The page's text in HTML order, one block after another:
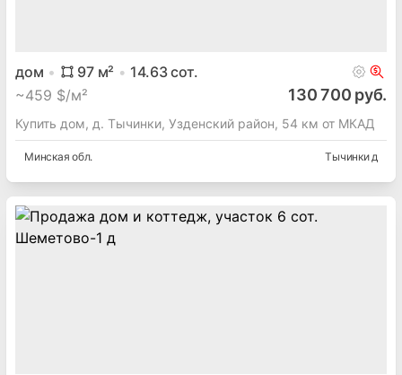
дом 97м² 14.63сот.
~459 $/м² 130 700 руб.
Купить дом, д. Тычинки, Узденский район, 54 км от МКАД
Минская обл. Тычинки д